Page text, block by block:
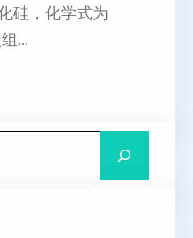
硅，化学式为
…